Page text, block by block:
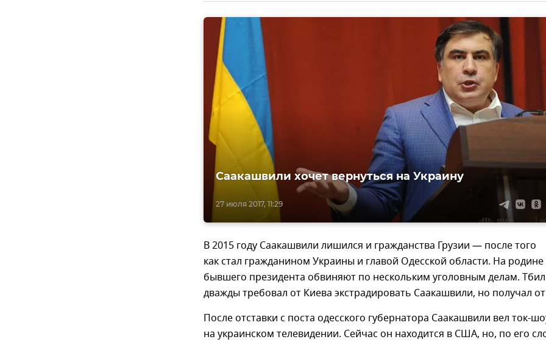
27 июля 2017, 11:29
Саакашвили хочет вернуться на Украину
В 2015 году Саакашвили лишился и гражданства Грузии — после того
как стал гражданином Украины и главой Одесской области. На родине
бывшего президента обвиняют по нескольким уголовным делам.
дважды требовал от Киева экстрадировать Саакашвили, но получал
После отставки с поста одесского губернатора Саакашвили вел ток-
на украинском телевидении. Сейчас он находится в США, но, по его